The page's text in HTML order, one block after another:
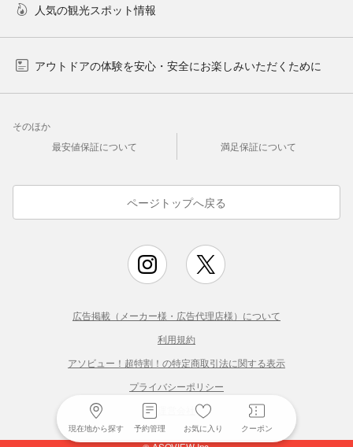
現在地から探す 予約管理 お気に入り クーポン
人気の観光スポット情報
アウトドアの体験を安心・安全にお楽しみいただくために
そのほか
最安値保証について
満足保証について
ページトップへ戻る
広告掲載（メーカー様・広告代理店様）について
利用規約
アソビュー！超特割！の特定商取引法に関する表示
プライバシーポリシー